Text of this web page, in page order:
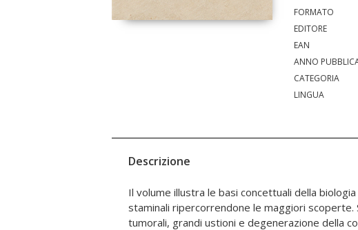
FORMATO
EDITORE
EAN
ANNO
CATEGORIA
LINGUA
Descrizione
Il volume illustra le basi concettuali della
staminali ripercorrendone le maggiori scoperte.
tumorali, grandi ustioni e degenerazione della
miocardio. L’utilizzo di organoidi permetterà poi
cellule staminali più idonee a rispondere a
oggi inevasi aprendo la strada a una medicina